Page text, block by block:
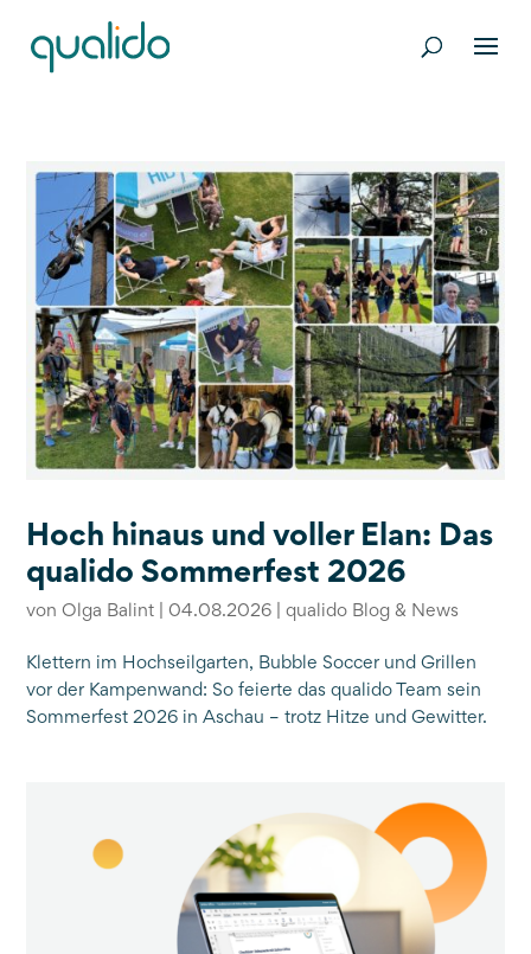
Hoch hinaus und voller Elan: Das
qualido Sommerfest 2026
vonOlga Balint |04.08.2026 |qualido Blog & News
Klettern im Hochseilgarten, Bubble Soccer und Grillen
vor der Kampenwand: So feierte das qualido Team sein
Sommerfest 2026 in Aschau – trotz Hitze und Gewitter.